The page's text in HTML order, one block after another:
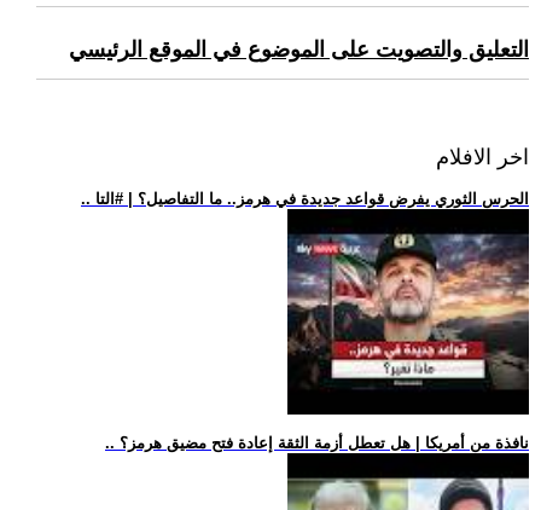
التعليق والتصويت على الموضوع في الموقع الرئيسي
اخر الافلام
.. الحرس الثوري يفرض قواعد جديدة في هرمز.. ما التفاصيل؟ | #التا
.. نافذة من أمريكا | هل تعطل أزمة الثقة إعادة فتح مضيق هرمز؟